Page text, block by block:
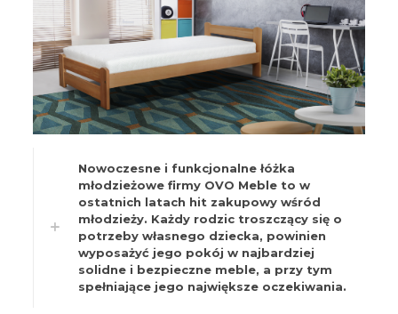
Nowoczesne i funkcjonalne łóżka
młodzieżowe firmy OVO Meble to w
ostatnich latach hit zakupowy wśród
młodzieży. Każdy rodzic troszczący się o
potrzeby własnego dziecka, powinien
wyposażyć jego pokój w najbardziej
solidne i bezpieczne meble, a przy tym
spełniające jego największe oczekiwania.